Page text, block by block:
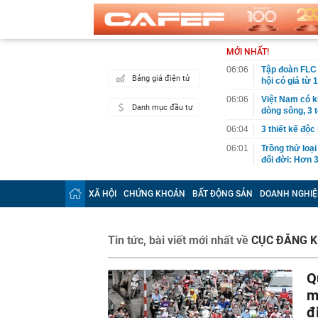
Bảng giá điện tử
Danh mục đầu tư
MỚI NHẤT!
06:06
Tập đoàn
hội có giá từ
06:06
Việt Nam có
dòng sông, 3
06:04
3 thiết kế độc
06:01
Trồng thử
đổi đời: Hơn
05:34
Vì sao ăn
00:40
Việt Nam có
năm: Từng
00:37
Việt Nam có
00:27
Khởi tố 7 cán
00:26
Chữ ký của
00:07
Honda lỗ 10
XÃ HỘI CHỨNG KHOÁN BẤT ĐỘNG SẢN DOANH
Tin tức, bài viết mới nhất về CỤC ĐĂNG